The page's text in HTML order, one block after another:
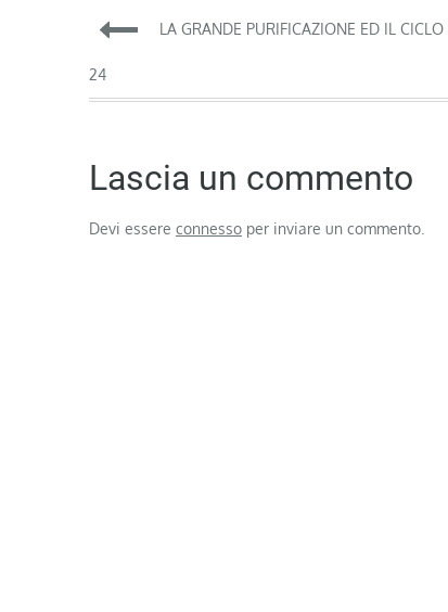
Navigazione
articoli
LA GRANDE PURIFICAZIONE ED IL CICLO
24
Lascia un commento
Devi essere connesso per inviare un commento.